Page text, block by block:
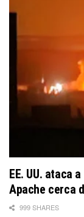
EE. UU. ataca
Apache cerca
999 SHARES